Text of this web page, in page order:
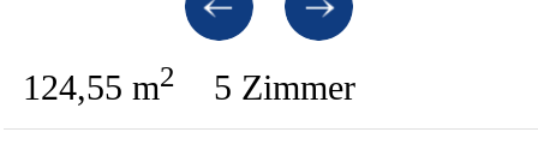
124,55 m2 5 Zimmer